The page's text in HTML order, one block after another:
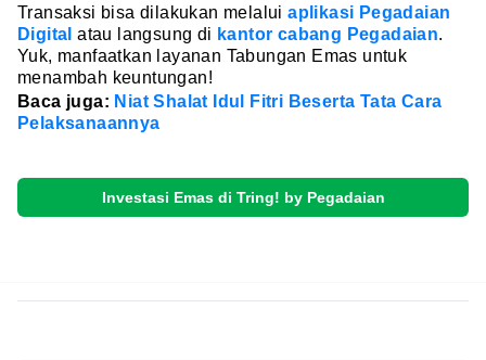
Transaksi bisa dilakukan melaluiaplikasi Pegadaian
Digital atau langsung di kantor cabang Pegadaian.
Yuk, manfaatkan layanan Tabungan Emas untuk
menambah keuntungan!
Baca juga: Niat Shalat Idul Fitri Beserta Tata Cara
Pelaksanaannya
Investasi Emas di Tring! by Pegadaian